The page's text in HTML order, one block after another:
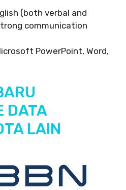
(both verbal and
communication
PowerPoint, Word,
DATA
LAIN